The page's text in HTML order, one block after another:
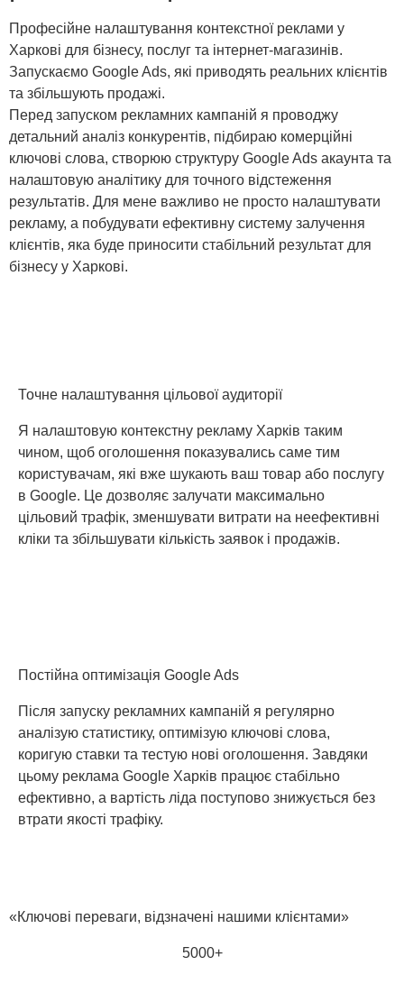
Професійне налаштування контекстної реклами у
Харкові для бізнесу, послуг та інтернет-магазинів.
Запускаємо Google Ads, які приводять реальних клієнтів
та збільшують продажі.
Перед запуском рекламних кампаній я проводжу
детальний аналіз конкурентів, підбираю комерційні
ключові слова, створюю структуру Google Ads акаунта та
налаштовую аналітику для точного відстеження
результатів. Для мене важливо не просто налаштувати
рекламу, а побудувати ефективну систему залучення
клієнтів, яка буде приносити стабільний результат для
бізнесу у Харкові.
Точне налаштування цільової аудиторії
Я налаштовую контекстну рекламу Харків таким
чином, щоб оголошення показувались саме тим
користувачам, які вже шукають ваш товар або послугу
в Google. Це дозволяє залучати максимально
цільовий трафік, зменшувати витрати на неефективні
кліки та збільшувати кількість заявок і продажів.
Постійна оптимізація Google Ads
Після запуску рекламних кампаній я регулярно
аналізую статистику, оптимізую ключові слова,
коригую ставки та тестую нові оголошення. Завдяки
цьому реклама Google Харків працює стабільно
ефективно, а вартість ліда поступово знижується без
втрати якості трафіку.
«Ключові переваги, відзначені нашими клієнтами»
5000+